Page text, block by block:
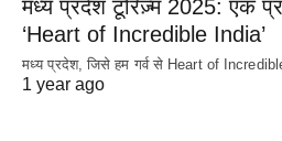
मध्य प्रदेश टूरिज़्म 2025: एक
‘Heart of Incredible India’
मध्य प्रदेश, जिसे हम गर्व से Heart of
1 year ago